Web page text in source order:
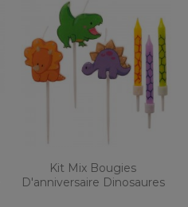
Kit Mix Bougies
D'anniversaire Dinosaures